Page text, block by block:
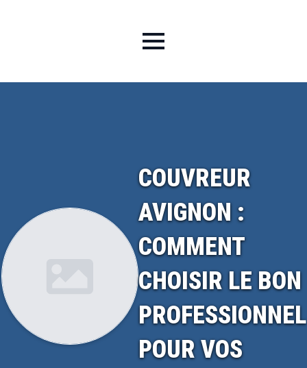
COUVREUR
AVIGNON :
COMMENT
CHOISIR LE BON
PROFESSIONNEL
POUR VOS